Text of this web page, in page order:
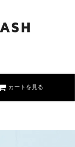
カートを見る